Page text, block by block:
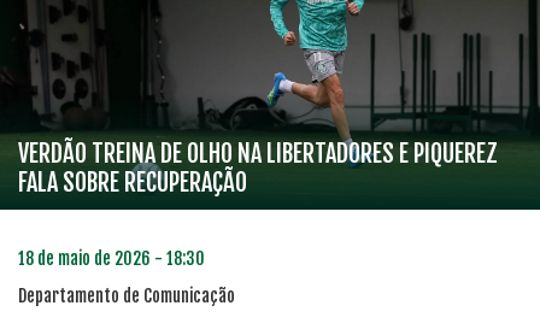
VERDÃO TREINA DE OLHO NA LIBERTADORES E PIQUEREZ
FALA SOBRE RECUPERAÇÃO
18 de maio de 2026 - 18:30
Departamento de Comunicação